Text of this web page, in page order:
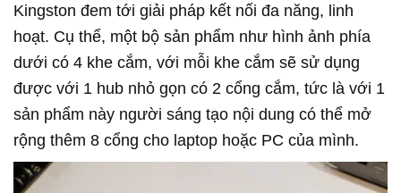
Kingston đem tới giải pháp kết nối đa năng, linh
hoạt. Cụ thể, một bộ sản phẩm như hình ảnh phía
dưới có 4 khe cắm, với mỗi khe cắm sẽ sử dụng
được với 1 hub nhỏ gọn có 2 cổng cắm, tức là với 1
sản phẩm này người sáng tạo nội dung có thể mở
rộng thêm 8 cổng cho laptop hoặc PC của mình.